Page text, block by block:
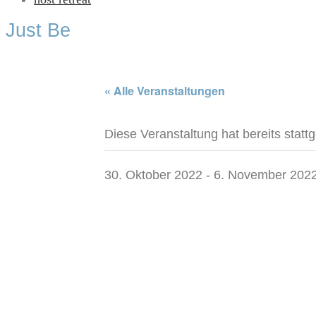
Just Be
« Alle Veranstaltungen
Diese Veranstaltung hat bereits
30. Oktober 2022 - 6. November